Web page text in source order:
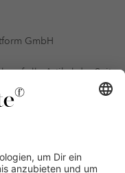
GmbH
auf alle Artikel der Seite
Es gelten die in den AGB
ohne Versandkosten. Bei
abweichen. Die
Verfügbarkeit von